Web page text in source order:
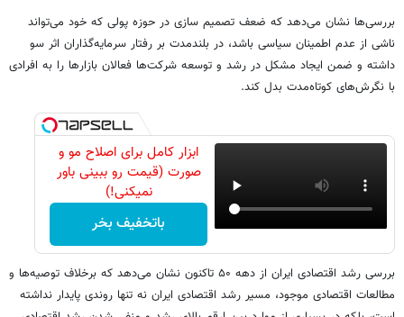
بررسی‌ها نشان می‌دهد که ضعف تصمیم سازی در حوزه پولی که خود می‌تواند
ناشی از عدم اطمینان سیاسی باشد، در بلندمدت بر رفتار سرمایه‌گذاران اثر سو
داشته و ضمن ایجاد مشکل در رشد و توسعه شرکت‌ها فعالان بازارها را به افرادی
با نگرش‌های کوتاه‌مدت بدل کند.
ابزار کامل برای اصلاح مو و
صورت (قیمت رو ببینی باور
نمیکنی!)
باتخفیف بخر
بررسی رشد اقتصادی ایران از دهه ۵۰ تاکنون نشان می‌دهد که برخلاف توصیه‌ها و
مطالعات اقتصادی موجود، مسیر رشد اقتصادی ایران نه تنها روندی پایدار نداشته